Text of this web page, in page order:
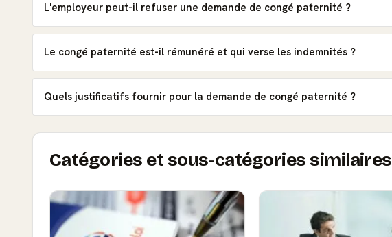
L'employeur peut-il refuser une demande de congé paternité ?
Le congé paternité est-il rémunéré et qui verse les indemnités ?
Quels justificatifs fournir pour la demande de congé paternité ?
Catégories et sous-catégories similaires